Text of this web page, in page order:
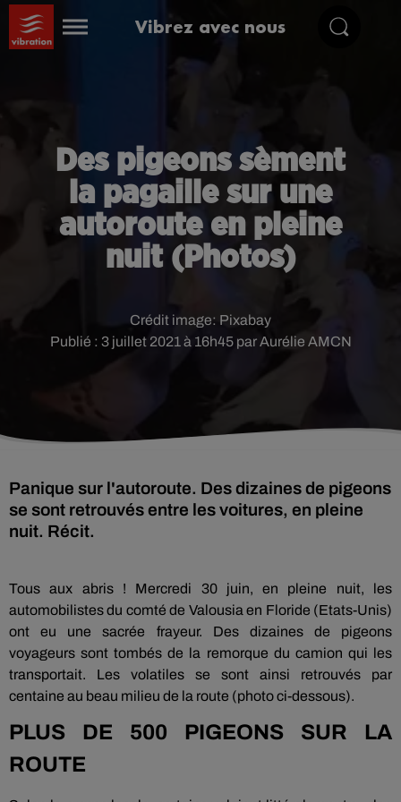
Vibrez avec nous
Des pigeons sèment
la pagaille sur une
autoroute en pleine
nuit (Photos)
Publié : 3 juillet 2021 à 16h45 par Aurélie AMCN
Crédit image: Pixabay
Panique sur l'autoroute. Des dizaines de pigeons
se sont retrouvés entre les voitures, en pleine
nuit. Récit.
Tous aux abris ! Mercredi 30 juin, en pleine nuit, les
automobilistes du comté de Valousia en Floride (Etats-Unis)
ont eu une sacrée frayeur. Des dizaines de pigeons
voyageurs sont tombés de la remorque du camion qui les
transportait. Les volatiles se sont ainsi retrouvés par
centaine au beau milieu de la route (photo ci-dessous).
PLUS DE 500 PIGEONS SUR LA
ROUTE